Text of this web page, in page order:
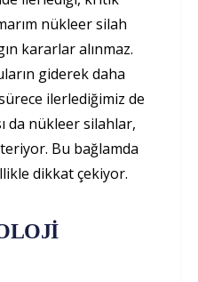
nükleer silah
kararlar alınmaz.
giderek daha
ilerlediğimiz de
da nükleer silahlar,
Bu bağlamda
dikkat çekiyor.